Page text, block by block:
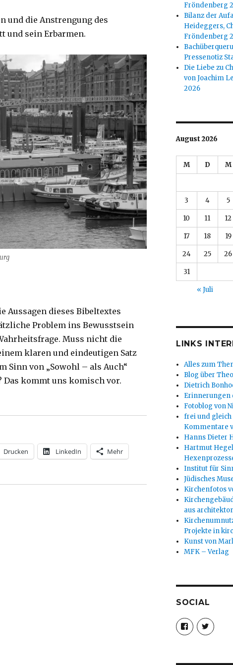
und die Anstrengung des
und sein Erbarmen.
Aussagen dieses Bibeltextes
Problem ins Bewusstsein
Muss nicht die
klaren und eindeutigen Satz
Sinn von „Sowohl – als Auch“
Das kommt uns komisch vor.
Israelsonntag, Christoph Fleischer, Welver 2016“
Drucken LinkedIn Mehr
Fröndenberg
Bilanz der
Heideggers,
Fröndenberg
Pressenotiz
Die Liebe zu
von Joachim
2026
August 2026
M D M
3 4 5
10 11 12
17 18 19
24 25 26
31
« Juli
LINKS
Alles zum
Blog über
Dietrich
Erinnerungen
Fotoblog von
frei und gleich
Kommentare
Hanns Dieter
Hartmut
Institut für
Jüdisches
Kirchenfotos
aus
Projekte in
Kunst von
MFK – Verlag
SOCIAL
Profil
von
anzeigen
Profil
von